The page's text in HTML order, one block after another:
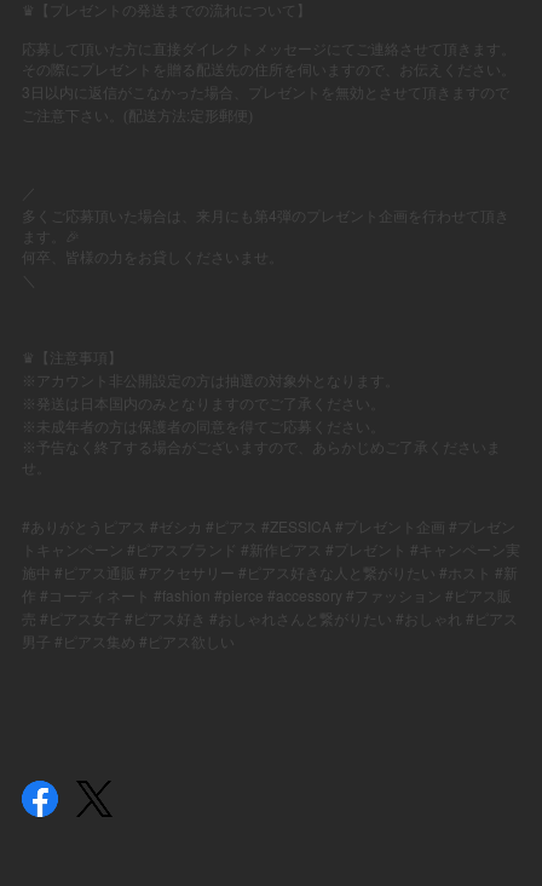
♛【プレゼントの発送までの流れについて】
応募して頂いた方に直接ダイレクトメッセージにてご連絡させて頂きます。
その際にプレゼントを贈る配送先の住所を伺いますので、お伝えください。
3 日以内に返信がこなかった場合、プレゼントを無効とさせて頂きますので
ご注意下さい。(配送方法 : 定形郵便)
多くご応募頂いた場合は、来月にも第 4 弾のプレゼント企画を行わせて頂き
ます。
🎉
何卒、皆様の力をお貸しくださいませ。
♛【注意事項】
※ アカウント非公開設定の方は抽選の対象外となります。
※ 発送は日本国内のみとなりますのでご了承ください。
※
未成年者の方は保護者の同意を得てご応募ください。
※
予告なく終了する場合がございますので、あらかじめご了承くださいま
せ。
# ありがとうピアス # ゼシカ # ピアス #ZESSICA # プレゼント企画 # プレゼン
トキャンペーン # ピアスブランド # 新作ピアス # プレゼント # キャンペーン実
施中
# ピアス通販 # アクセサリー # ピアス好きな人と繋がりたい # ホスト # 新
作
# コーディネート #fashion #pierce #accessory # ファッション # ピアス販
# ピアス女子 # ピアス好き # おしゃれさんと繋がりたい # おしゃれ # ピアス
男子 # ピアス集め # ピアス欲しい